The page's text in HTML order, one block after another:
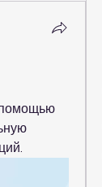
помощью